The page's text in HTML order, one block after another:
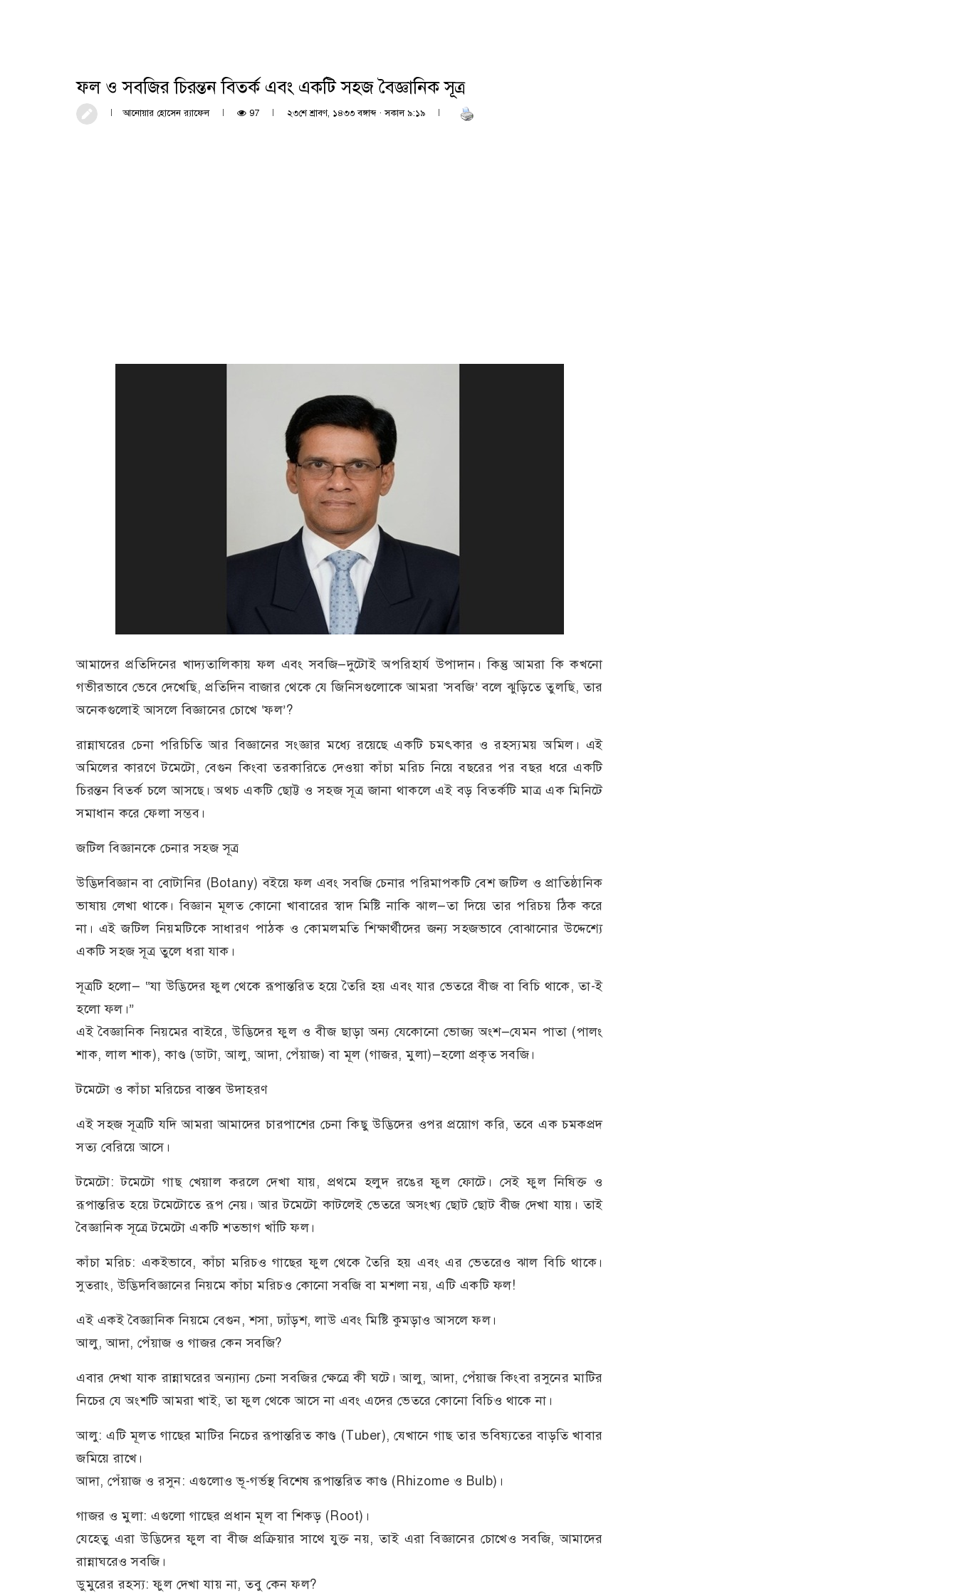
ফল ও সবজির চিরন্তন বিতর্ক এবং একটি সহজ বৈজ্ঞানিক সূত্র
আনোয়ার হোসেন র‍্যাফেল 97 ২৩শে শ্রাবণ, ১৪৩৩ বঙ্গাব্দ · সকাল ৯:১৯
আমাদের প্রতিদিনের খাদ্যতালিকায় ফল এবং সবজি—দুটোই অপরিহার্য উপাদান। কিন্তু আমরা কি কখনো
গভীরভাবে ভেবে দেখেছি, প্রতিদিন বাজার থেকে যে জিনিসগুলোকে আমরা ‘সবজি’ বলে ঝুড়িতে তুলছি, তার
অনেকগুলোই আসলে বিজ্ঞানের চোখে ‘ফল’?
রান্নাঘরের চেনা পরিচিতি আর বিজ্ঞানের সংজ্ঞার মধ্যে রয়েছে একটি চমৎকার ও রহস্যময় অমিল। এই
অমিলের কারণে টমেটো, বেগুন কিংবা তরকারিতে দেওয়া কাঁচা মরিচ নিয়ে বছরের পর বছর ধরে একটি
চিরন্তন বিতর্ক চলে আসছে। অথচ একটি ছোট্ট ও সহজ সূত্র জানা থাকলে এই বড় বিতর্কটি মাত্র এক মিনিটে
সমাধান করে ফেলা সম্ভব।
জটিল বিজ্ঞানকে চেনার সহজ সূত্র
উদ্ভিদবিজ্ঞান বা বোটানির (Botany) বইয়ে ফল এবং সবজি চেনার পরিমাপকটি বেশ জটিল ও প্রাতিষ্ঠানিক
ভাষায় লেখা থাকে। বিজ্ঞান মূলত কোনো খাবারের স্বাদ মিষ্টি নাকি ঝাল—তা দিয়ে তার পরিচয় ঠিক করে
না। এই জটিল নিয়মটিকে সাধারণ পাঠক ও কোমলমতি শিক্ষার্থীদের জন্য সহজভাবে বোঝানোর উদ্দেশ্যে
একটি সহজ সূত্র তুলে ধরা যাক।
সূত্রটি হলো— “যা উদ্ভিদের ফুল থেকে রূপান্তরিত হয়ে তৈরি হয় এবং যার ভেতরে বীজ বা বিচি থাকে, তা-ই
হলো ফল।”
এই বৈজ্ঞানিক নিয়মের বাইরে, উদ্ভিদের ফুল ও বীজ ছাড়া অন্য যেকোনো ভোজ্য অংশ—যেমন পাতা (পালং
শাক, লাল শাক), কাণ্ড (ডাটা, আলু, আদা, পেঁয়াজ) বা মূল (গাজর, মুলা)—হলো প্রকৃত সবজি।
টমেটো ও কাঁচা মরিচের বাস্তব উদাহরণ
এই সহজ সূত্রটি যদি আমরা আমাদের চারপাশের চেনা কিছু উদ্ভিদের ওপর প্রয়োগ করি, তবে এক চমকপ্রদ
সত্য বেরিয়ে আসে।
টমেটো: টমেটো গাছ খেয়াল করলে দেখা যায়, প্রথমে হলুদ রঙের ফুল ফোটে। সেই ফুল নিষিক্ত ও
রূপান্তরিত হয়ে টমেটোতে রূপ নেয়। আর টমেটো কাটলেই ভেতরে অসংখ্য ছোট ছোট বীজ দেখা যায়। তাই
বৈজ্ঞানিক সূত্রে টমেটো একটি শতভাগ খাঁটি ফল।
কাঁচা মরিচ: একইভাবে, কাঁচা মরিচও গাছের ফুল থেকে তৈরি হয় এবং এর ভেতরেও ঝাল বিচি থাকে।
সুতরাং, উদ্ভিদবিজ্ঞানের নিয়মে কাঁচা মরিচও কোনো সবজি বা মশলা নয়, এটি একটি ফল!
এই একই বৈজ্ঞানিক নিয়মে বেগুন, শসা, ঢ্যাঁড়শ, লাউ এবং মিষ্টি কুমড়াও আসলে ফল।
আলু, আদা, পেঁয়াজ ও গাজর কেন সবজি?
এবার দেখা যাক রান্নাঘরের অন্যান্য চেনা সবজির ক্ষেত্রে কী ঘটে। আলু, আদা, পেঁয়াজ কিংবা রসুনের মাটির
নিচের যে অংশটি আমরা খাই, তা ফুল থেকে আসে না এবং এদের ভেতরে কোনো বিচিও থাকে না।
আলু: এটি মূলত গাছের মাটির নিচের রূপান্তরিত কাণ্ড (Tuber), যেখানে গাছ তার ভবিষ্যতের বাড়তি খাবার
জমিয়ে রাখে।
আদা, পেঁয়াজ ও রসুন: এগুলোও ভূ-গর্ভস্থ বিশেষ রূপান্তরিত কাণ্ড (Rhizome ও Bulb)।
গাজর ও মুলা: এগুলো গাছের প্রধান মূল বা শিকড় (Root)।
যেহেতু এরা উদ্ভিদের ফুল বা বীজ প্রক্রিয়ার সাথে যুক্ত নয়, তাই এরা বিজ্ঞানের চোখেও সবজি, আমাদের
রান্নাঘরেও সবজি।
ডুমুরের রহস্য: ফুল দেখা যায় না, তবু কেন ফল?